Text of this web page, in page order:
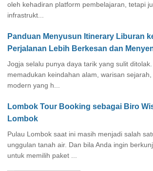
oleh kehadiran platform pembelajaran, tetapi
infrastrukt...
Panduan Menyusun Itinerary Liburan
Perjalanan Lebih Berkesan dan
Jogja selalu punya daya tarik yang sulit
memadukan keindahan alam, warisan
modern yang h...
Lombok Tour Booking sebagai Biro
Lombok
Pulau Lombok saat ini masih menjadi salah
unggulan tanah air. Dan bila Anda ingin
untuk memilih paket ...